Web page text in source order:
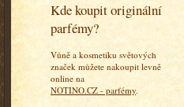
Kde koupit originální
parfémy?
Vůně a kosmetiku světových
značek můžete nakoupit levně
online na
NOTINO.CZ - parfémy.